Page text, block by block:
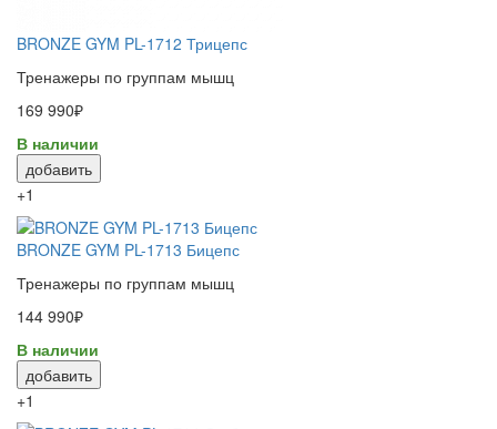
BRONZE GYM PL-1712 Трицепс
Тренажеры по группам мышц
169 990₽
В наличии
добавить
+1
BRONZE GYM PL-1713 Бицепс
Тренажеры по группам мышц
144 990₽
В наличии
добавить
+1